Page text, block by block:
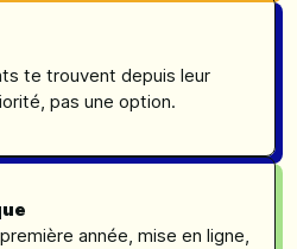
te trouvent depuis leur
pas une option.
année, mise en ligne,